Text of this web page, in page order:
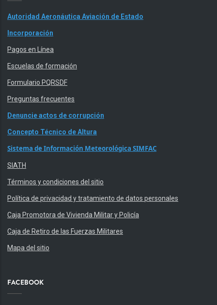
Autoridad Aeronáutica Aviación de Estado
Incorporación
Pagos en Línea
Escuelas de formación
Formulario PQRSDF
Preguntas frecuentes
Denuncie actos de corrupción
Concepto Técnico de Altura
Sistema de Información Meteorológica SIMFAC
SIATH
Términos y condiciones del sitio
Política de privacidad y tratamiento de datos personales
Caja Promotora de Vivienda Militar y Policía
Caja de Retiro de las Fuerzas Militares
Mapa del sitio
FACEBOOK